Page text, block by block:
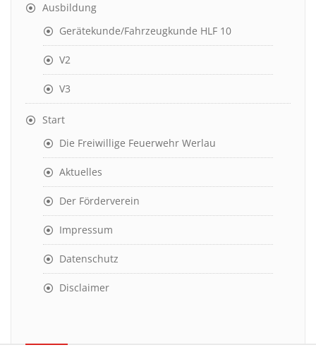
Ausbildung
Gerätekunde/Fahrzeugkunde HLF 10
V2
V3
Start
Die Freiwillige Feuerwehr Werlau
Aktuelles
Der Förderverein
Impressum
Datenschutz
Disclaimer